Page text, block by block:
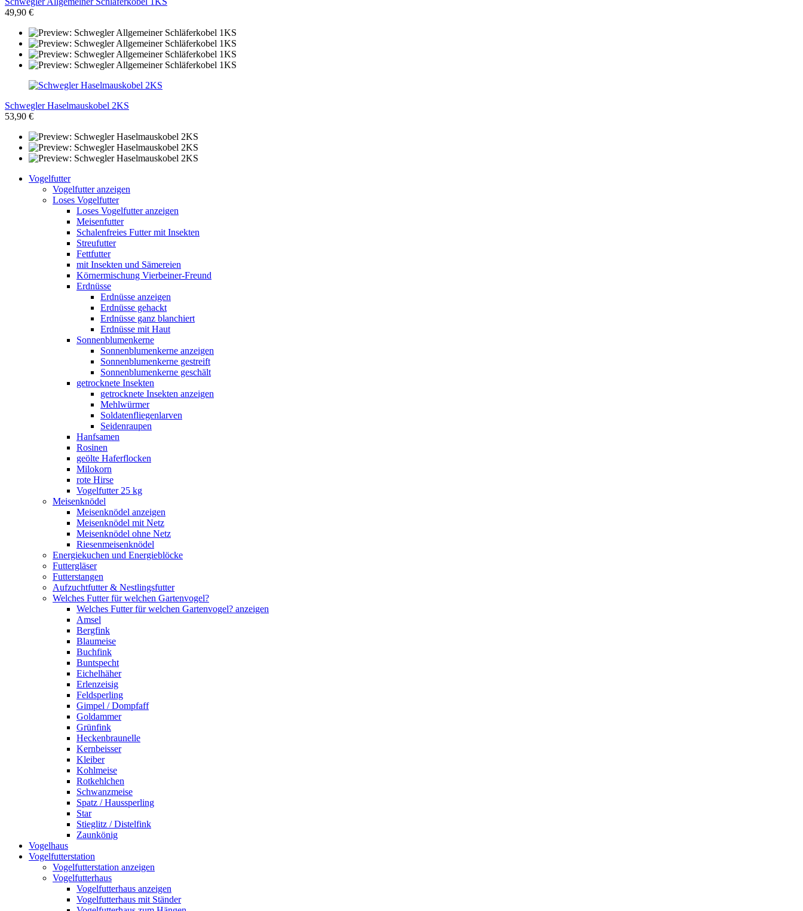
49,90 €
Schwegler Haselmauskobel 2KS
53,90 €
Vogelfutter
Vogelfutter anzeigen
Loses Vogelfutter
Loses Vogelfutter anzeigen
Meisenfutter
Schalenfreies Futter mit Insekten
Streufutter
Fettfutter
mit Insekten und Sämereien
Körnermischung Vierbeiner-Freund
Erdnüsse
Erdnüsse anzeigen
Erdnüsse gehackt
Erdnüsse ganz blanchiert
Erdnüsse mit Haut
Sonnenblumenkerne
Sonnenblumenkerne anzeigen
Sonnenblumenkerne gestreift
Sonnenblumenkerne geschält
getrocknete Insekten
getrocknete Insekten anzeigen
Mehlwürmer
Soldatenfliegenlarven
Seidenraupen
Hanfsamen
Rosinen
geölte Haferflocken
Milokorn
rote Hirse
Vogelfutter 25 kg
Meisenknödel
Meisenknödel anzeigen
Meisenknödel mit Netz
Meisenknödel ohne Netz
Riesenmeisenknödel
Energiekuchen und Energieblöcke
Futtergläser
Futterstangen
Aufzuchtfutter & Nestlingsfutter
Welches Futter für welchen Gartenvogel?
Welches Futter für welchen Gartenvogel? anzeigen
Amsel
Bergfink
Blaumeise
Buchfink
Buntspecht
Eichelhäher
Erlenzeisig
Feldsperling
Gimpel / Dompfaff
Goldammer
Grünfink
Heckenbraunelle
Kernbeisser
Kleiber
Kohlmeise
Rotkehlchen
Schwanzmeise
Spatz / Haussperling
Star
Stieglitz / Distelfink
Zaunkönig
Vogelhaus
Vogelfutterstation
Vogelfutterstation anzeigen
Vogelfutterhaus
Vogelfutterhaus anzeigen
Vogelfutterhaus mit Ständer